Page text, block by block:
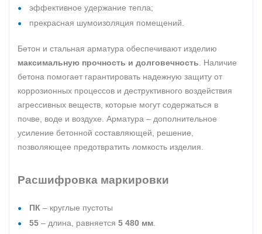
эффективное удержание тепла;
прекрасная шумоизоляция помещений.
Бетон и стальная арматура обеспечивают изделию
максимальную прочность и долговечность . Наличие
бетона помогает гарантировать надежную защиту от
коррозионных процессов и деструктивного воздействия
агрессивных веществ, которые могут содержаться в
почве, воде и воздухе. Арматура – дополнительное
усиление бетонной составляющей, решение,
позволяющее предотвратить ломкость изделия.
Расшифровка маркировки
ПК – круглые пустоты
55 – длина, равняется 5 480 мм